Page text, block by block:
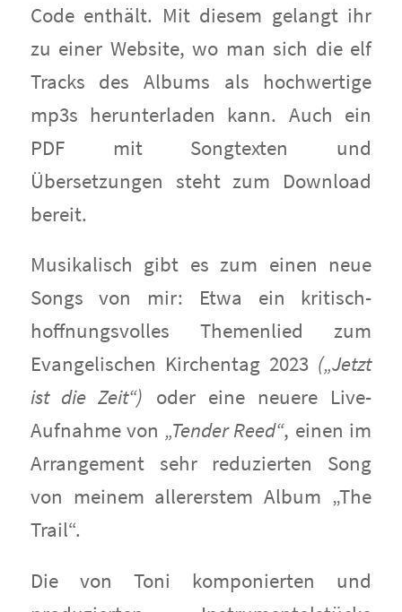
Code enthält. Mit diesem gelangt ihr
zu einer Website, wo man sich die elf
Tracks des Albums als hochwertige
mp3s herunterladen kann. Auch ein
PDF mit Songtexten und
Übersetzungen steht zum Download
bereit.
Musikalisch gibt es zum einen neue
Songs von mir: Etwa ein kritisch-
hoffnungsvolles Themenlied zum
Evangelischen Kirchentag 2023 („Jetzt
ist die Zeit“) oder eine neuere Live-
Aufnahme von „Tender Reed“, einen im
Arrangement sehr reduzierten Song
von meinem allererstem Album „The
Trail“.
Die von Toni komponierten und